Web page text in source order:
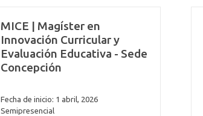
MICE | Magíster en
Innovación Curricular y
Evaluación Educativa - Sede
Concepción
Fecha de inicio: 1 abril, 2026
Semipresencial